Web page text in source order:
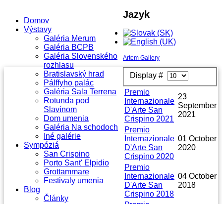
Domov
Výstavy
Galéria Merum
Galéria BCPB
Galéria Slovenského
rozhlasu
Bratislavský hrad
Pálffyho palác
Galéria Sala Terrena
Rotunda pod
Slavínom
Dom umenia
Galéria Na schodoch
Iné galérie
Sympóziá
San Crispino
Porto Sant' Elpidio
Grottammare
Festivaly umenia
Blog
Články
Jazyk
Artem Gallery
Display #
Premio
Internazionale
D'Arte San
Crispino 2021
23
September
2021
Premio
Internazionale
D'Arte San
Crispino 2020
01 October
2020
Premio
Internazionale
D'Arte San
Crispino 2018
04 October
2018